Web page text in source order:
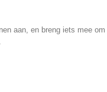
aan, en breng iets mee om